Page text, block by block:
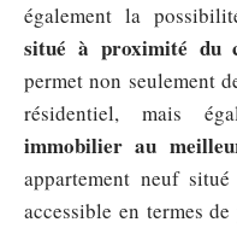
également la
situé à proximité du
permet non seulement
résidentiel, mais
immobilier au
appartement neuf
accessible en termes